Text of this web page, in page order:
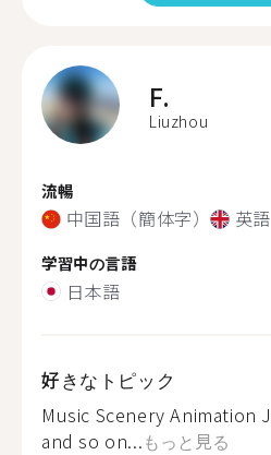
F.
Liuzhou
流暢
中国語（簡体字） 英語
学習中の言語
日本語
好きなトピック
Music Scenery Animation
and so on...もっと見る